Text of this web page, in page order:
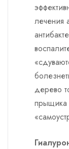
лечения
дерево
прыщика